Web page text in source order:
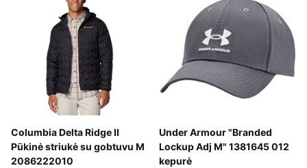
Columbia Delta Ridge II
Pūkinė striukė su gobtuvu M
2086222010
Under Armour "Branded
Lockup Adj M" 1381645 012
kepurė